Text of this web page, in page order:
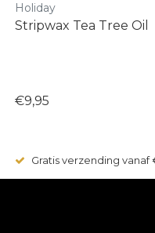
Holiday
Stripwax Tea Tree Oil
€9,95
Gratis verzending vanaf